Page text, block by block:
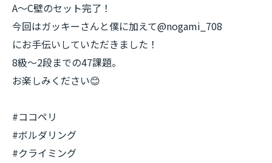
A〜C壁のセット完了！
今回はガッキーさんと僕に加えて@nogami_708
にお手伝いしていただきました！
8級〜2段までの47課題。
お楽しみください😊
#ココペリ
#ボルダリング
#クライミング